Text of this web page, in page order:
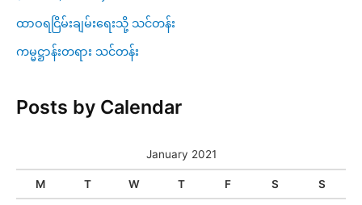
ထာဝရငြိမ်းချမ်းရေးသို့ သင်တန်း
ကမ္မဋ္ဌာန်းတရား သင်တန်း
Posts by Calendar
January 2021
M T W T F S S